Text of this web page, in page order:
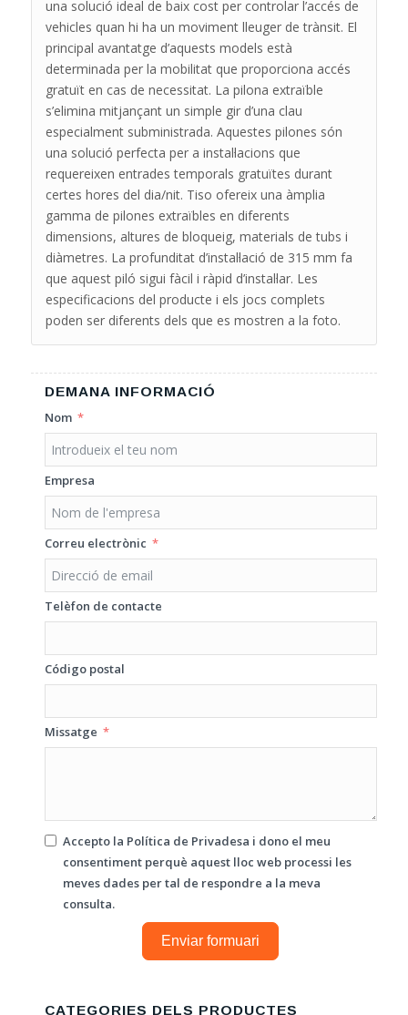
una solució ideal de baix cost per controlar l’accés de
vehicles quan hi ha un moviment lleuger de trànsit. El
principal avantatge d’aquests models està
determinada per la mobilitat que proporciona accés
gratuït en cas de necessitat. La pilona extraïble
s’elimina mitjançant un simple gir d’una clau
especialment subministrada. Aquestes pilones són
una solució perfecta per a instal·lacions que
requereixen entrades temporals gratuïtes durant
certes hores del dia/nit. Tiso ofereix una àmplia
gamma de pilones extraïbles en diferents
dimensions, altures de bloqueig, materials de tubs i
diàmetres. La profunditat d’instal·lació de 315 mm fa
que aquest piló sigui fàcil i ràpid d’instal·lar. Les
especificacions del producte i els jocs complets
poden ser diferents dels que es mostren a la foto.
DEMANA INFORMACIÓ
Nom
Empresa
Correu electrònic
Telèfon de contacte
Código postal
Missatge
Accepto la Política de Privadesa i dono el meu
consentiment perquè aquest lloc web processi les
meves dades per tal de respondre a la meva
consulta.
Enviar formuari
CATEGORIES DELS PRODUCTES